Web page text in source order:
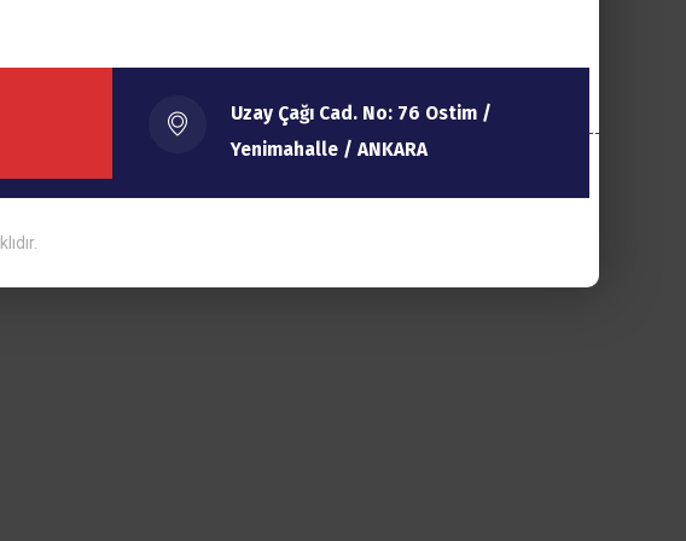
Uzay Çağı Cad. No: 76 Ostim /
Yenimahalle / ANKARA